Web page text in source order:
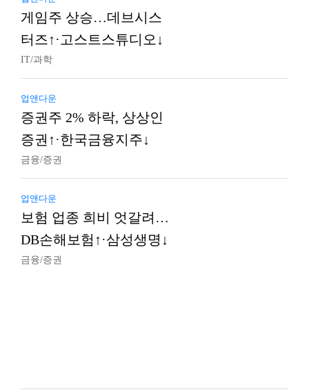
게임주 상승…데브시스
터즈↑·고스트스튜디오↓
IT/과학
업앤다운
증권주 2% 하락, 상상인
증권↑·한국금융지주↓
금융/증권
업앤다운
보험 업종 희비 엇갈려…
DB손해보험↑·삼성생명↓
금융/증권